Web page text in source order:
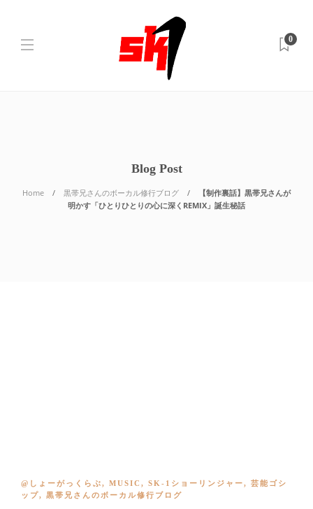
0
Blog Post
Home 黒帯兄さんのボーカル修行ブログ
【制作裏話】黒帯兄さんが
明かす「ひとりひとりの心に深くREMIX」誕生秘話
@しょーがっくらぶ, MUSIC , SK-1ショーリンジャー, 芸能ゴシ
ップ, 黒帯兄さんのボーカル修行ブログ